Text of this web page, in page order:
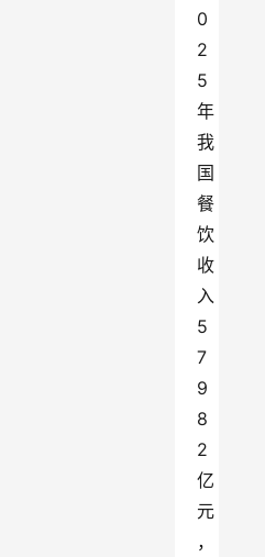
0
2
5
年
我
国
餐
饮
收
入
5
7
9
8
2
亿
元
，